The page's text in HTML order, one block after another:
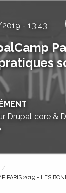
- 13:43
Drupal core &
PARIS 2019 - LES